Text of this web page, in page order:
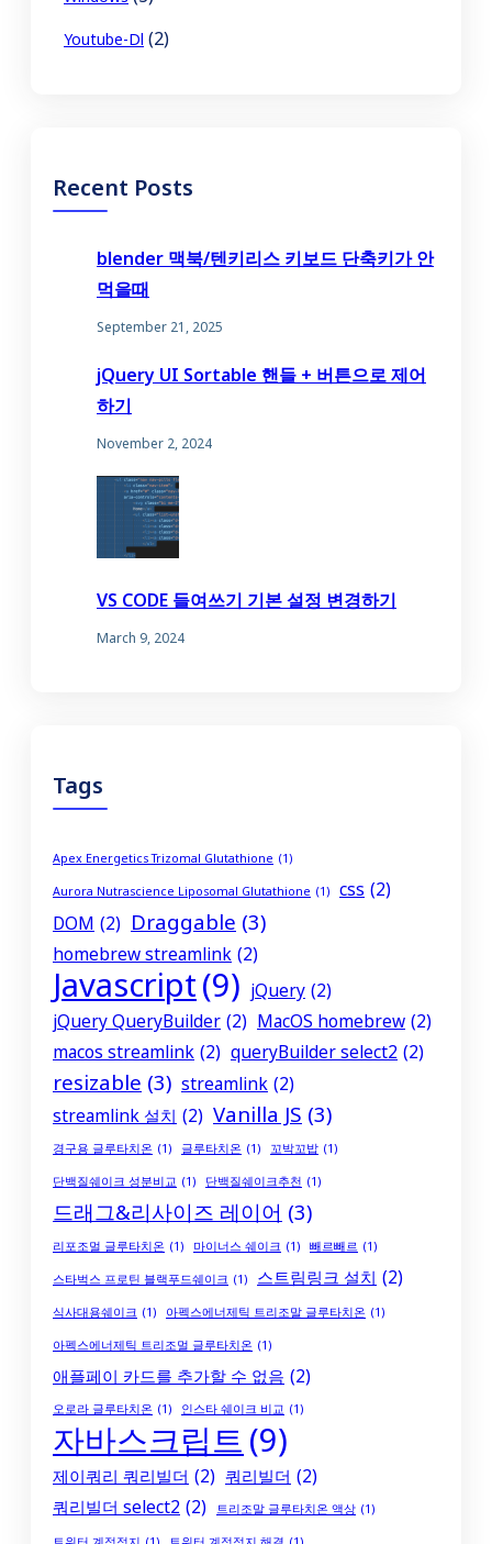
Youtube-Dl (2)
Recent Posts
blender 맥북/텐키리스 키보드 단축키가 안
먹을때
September 21, 2025
jQuery UI Sortable 핸들 + 버튼으로 제어
하기
November 2, 2024
VS CODE 들여쓰기 기본 설정 변경하기
March 9, 2024
Tags
Apex Energetics Trizomal Glutathione (1)
Aurora Nutrascience Liposomal Glutathione (1) css (2)
DOM (2) Draggable (3)
homebrew streamlink (2)
Javascript(9) jQuery (2)
jQuery QueryBuilder (2) MacOS homebrew (2)
macos streamlink (2) queryBuilder select2 (2)
resizable (3) streamlink (2)
streamlink 설치 (2) Vanilla JS (3)
경구용 글루타치온 (1) 글루타치온 (1) 꼬박꼬밥 (1)
단백질쉐이크 성분비교 (1) 단백질쉐이크추천 (1)
드래그&리사이즈 레이어 (3)
리포조멀 글루타치온 (1) 마이너스 쉐이크 (1) 빼르빼르 (1)
스타벅스 프로틴 블랙푸드쉐이크 (1) 스트림링크 설치 (2)
식사대용쉐이크 (1) 아펙스에너제틱 트리조말 글루타치온 (1)
아펙스에너제틱 트리조멀 글루타치온 (1)
애플페이 카드를 추가할 수 없음 (2)
오로라 글루타치온 (1) 인스타 쉐이크 비교 (1)
자바스크립트 (9)
제이쿼리 쿼리빌더 (2) 쿼리빌더 (2)
쿼리빌더 select2 (2) 트리조말 글루타치온 액상 (1)